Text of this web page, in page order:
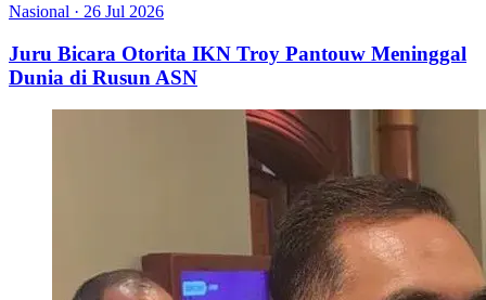
Nasional · 26 Jul 2026
Juru Bicara Otorita IKN Troy Pantouw Meninggal
Dunia di Rusun ASN